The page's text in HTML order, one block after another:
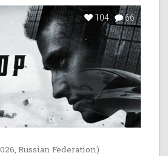
104 66
Russian Federation)